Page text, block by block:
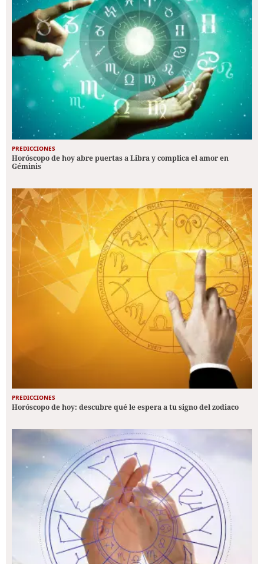
PREDICCIONES
Horóscopo de hoy abre puertas a Libra y complica el amor en
Géminis
PREDICCIONES
Horóscopo de hoy: descubre qué le espera a tu signo del zodiaco